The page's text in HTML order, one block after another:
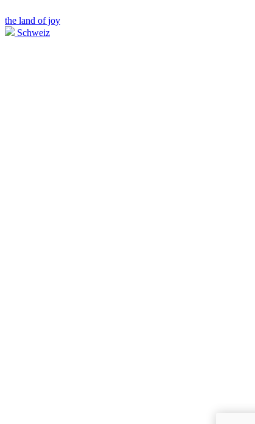
the land of joy
Schweiz